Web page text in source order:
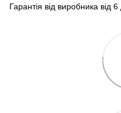
Гарантія від виробника від 6